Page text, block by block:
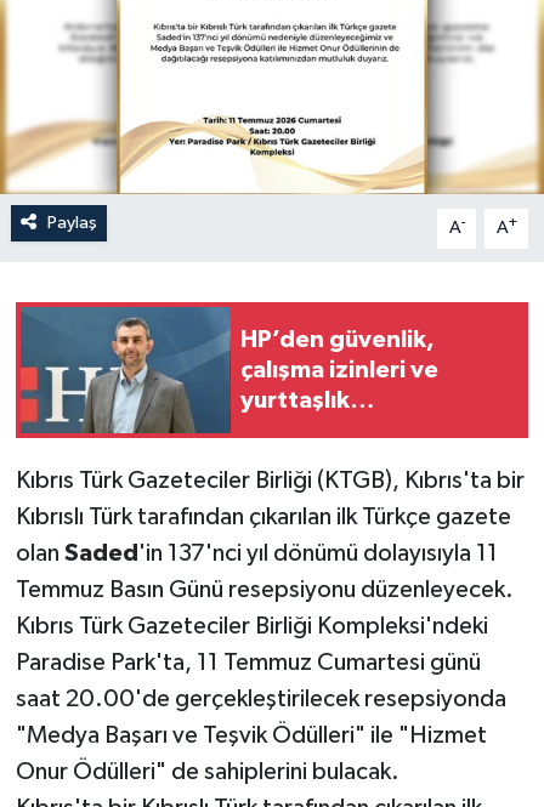
Paylaş A- A+
HP’den güvenlik,
çalışma izinleri ve
yurttaşlık
Kıbrıs Türk Gazeteciler Birliği (KTGB), Kıbrıs'ta bir
Kıbrıslı Türk tarafından çıkarılan ilk Türkçe gazete
olan Saded 'in 137'nci yıl dönümü dolayısıyla 11
Temmuz Basın Günü resepsiyonu düzenleyecek.
Kıbrıs Türk Gazeteciler Birliği Kompleksi'ndeki
Paradise Park'ta, 11 Temmuz Cumartesi günü
saat 20.00'de gerçekleştirilecek resepsiyonda
"Medya Başarı ve Teşvik Ödülleri" ile "Hizmet
Onur Ödülleri" de sahiplerini bulacak.